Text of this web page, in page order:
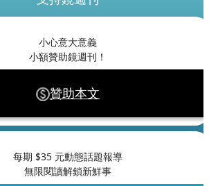
小心意大意義
小額贊助鏡週刊！
贊助本文
每期 $35 元動態話題報導
無限閱讀解鎖新鮮事